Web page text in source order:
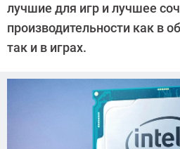
лучшие для игр и лучшее
производительности как в
так и в играх.